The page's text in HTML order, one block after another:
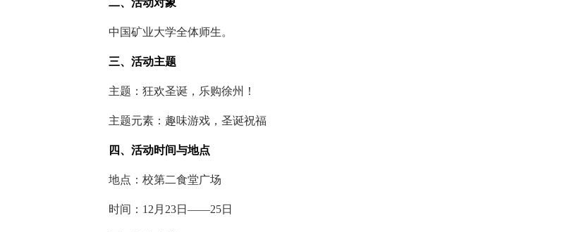
二、活动对象
中国矿业大学全体师生。
三、活动主题
主题：狂欢圣诞，乐购徐州！
主题元素：趣味游戏，圣诞祝福
四、活动时间与地点
地点：校第二食堂广场
时间：12月23日——25日